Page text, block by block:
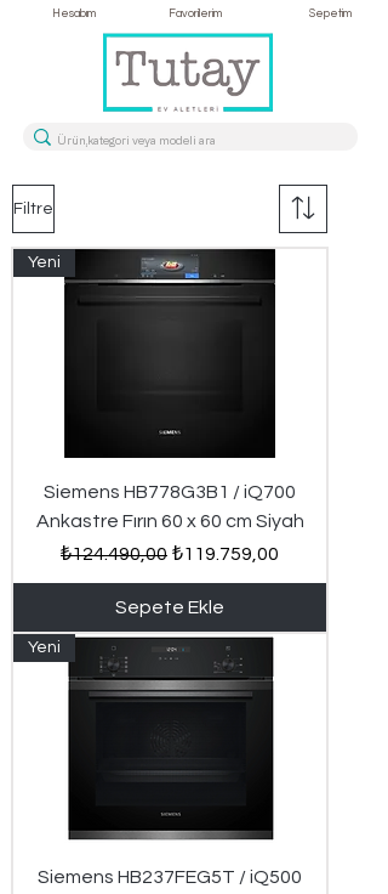
Hesabım Favorilerim Sepetim
Filtre
Yeni
Siemens HB778G3B1 / iQ700
Ankastre Fırın 60 x 60 cm Siyah
Normal Fiyat
₺124.490,00 İndirimli Fiyat
₺119.759,00
Sepete Ekle
Yeni
Siemens HB237FEG5T / iQ500